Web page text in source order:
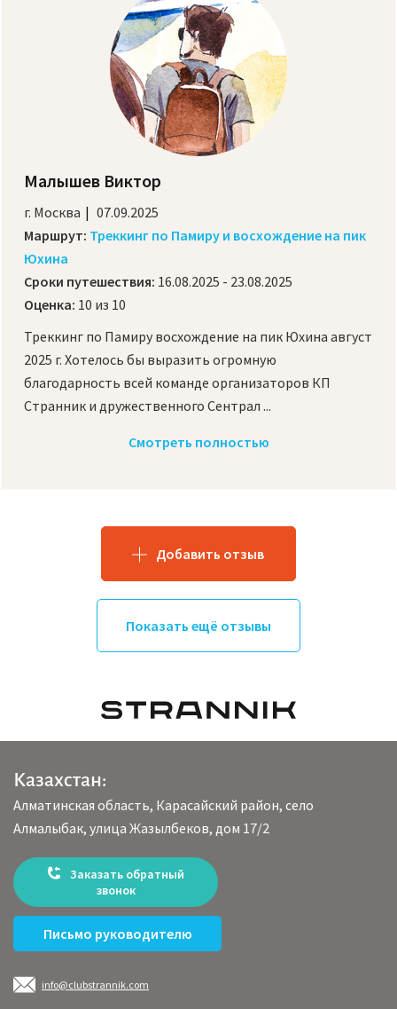
Малышев Виктор
г. Москва
07.09.2025
Маршрут: Треккинг по Памиру и восхождение на пик
Юхина
Сроки путешествия: 16.08.2025 - 23.08.2025
Оценка: 10 из 10
Треккинг по Памиру восхождение на пик Юхина август
2025 г. Хотелось бы выразить огромную
благодарность всей команде организаторов КП
Странник и дружественного Сентрал ...
Смотреть полностью
Добавить отзыв
Показать ещё отзывы
Казахстан:
Алматинская область, Карасайский район, село
Алмалыбак, улица Жазылбеков, дом 17/2
Заказать обратный
звонок
Письмо руководителю
info@clubstrannik.com